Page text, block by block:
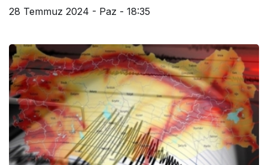
28 Temmuz 2024 - Paz - 18:35